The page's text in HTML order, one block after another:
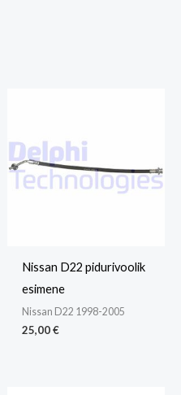
Nissan D22 pidurivoolik
esimene
Nissan D22 1998-2005
25,00€